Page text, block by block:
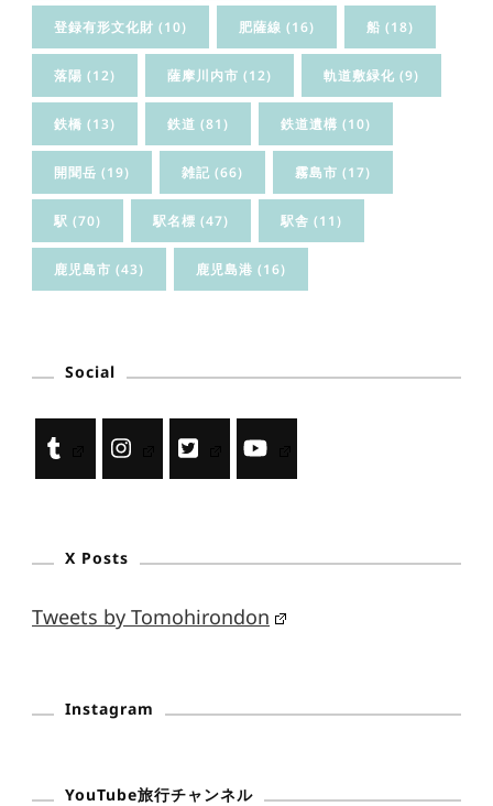
登録有形文化財 (10) 肥薩線 (16) 船 (18)
落陽 (12) 薩摩川内市 (12) 軌道敷緑化 (9)
鉄橋 (13) 鉄道 (81) 鉄道遺構 (10)
開聞岳 (19) 雑記 (66) 霧島市 (17)
駅 (70) 駅名標 (47) 駅舎 (11)
鹿児島市 (43) 鹿児島港 (16)
Social
X Posts
Tweets by Tomohirondon
Instagram
YouTube旅行チャンネル